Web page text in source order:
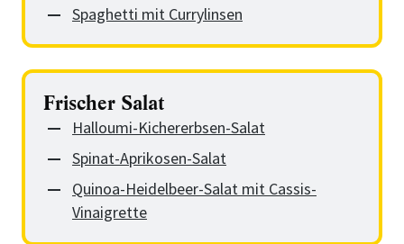
Spaghetti mit Currylinsen
Frischer Salat
Halloumi-Kichererbsen-Salat
Spinat-Aprikosen-Salat
Quinoa-Heidelbeer-Salat mit Cassis-
Vinaigrette